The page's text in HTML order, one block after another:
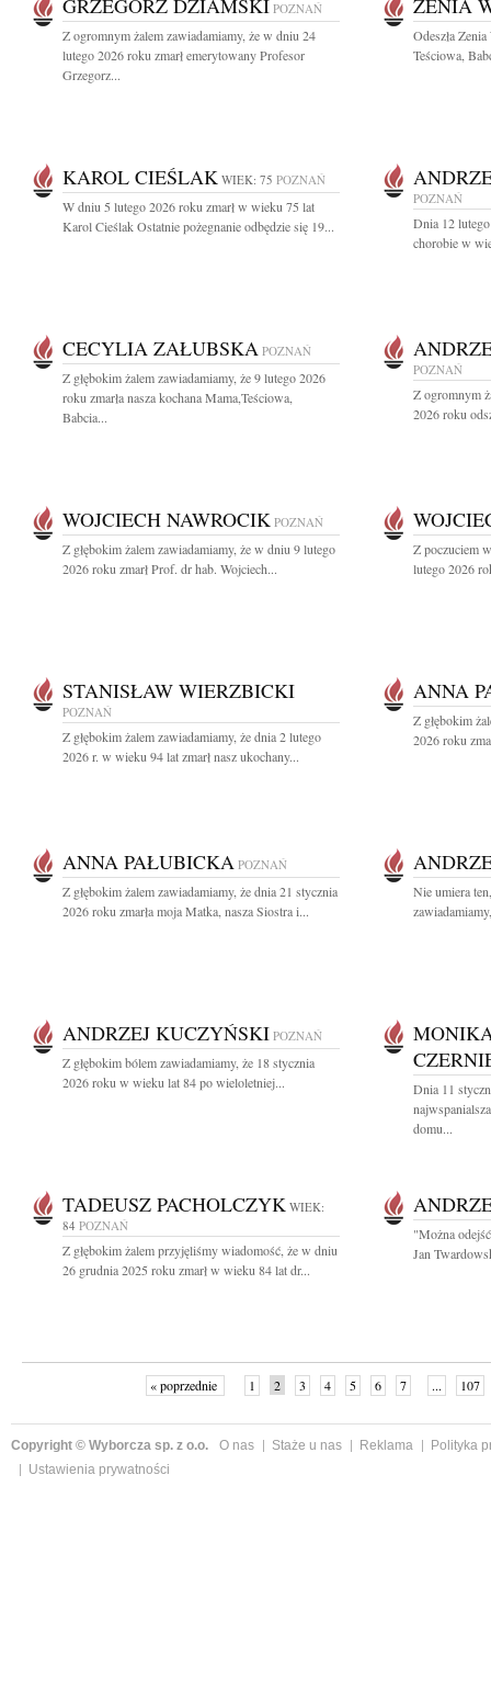
GRZEGORZ DZIAMSKI POZNAŃ
Z ogromnym żalem zawiadamiamy, że w dniu 24
lutego 2026 roku zmarł emerytowany Profesor
Grzegorz...
ZENIA
Odeszła
Teściowa,
KAROL CIEŚLAK WIEK: 75 POZNAŃ
W dniu 5 lutego 2026 roku zmarł w wieku 75 lat
Karol Cieślak Ostatnie pożegnanie odbędzie się 19...
POZNAŃ
Dnia 12
chorobie w
CECYLIA ZAŁUBSKA POZNAŃ
Z głębokim żalem zawiadamiamy, że 9 lutego 2026
roku zmarła nasza kochana Mama,Teściowa,
Babcia...
POZNAŃ
Z ogromnym
2026 roku
WOJCIECH NAWROCIK POZNAŃ
Z głębokim żalem zawiadamiamy, że w dniu 9 lutego
2026 roku zmarł Prof. dr hab. Wojciech...
Z poczuciem
lutego 2026
STANISŁAW WIERZBICKI
POZNAŃ
Z głębokim żalem zawiadamiamy, że dnia 2 lutego
2026 r. w wieku 94 lat zmarł nasz ukochany...
ANNA
Z głębokim
2026 roku
ANNA PAŁUBICKA POZNAŃ
Z głębokim żalem zawiadamiamy, że dnia 21 stycznia
2026 roku zmarła moja Matka, nasza Siostra i...
Nie umiera
ANDRZEJ KUCZYŃSKI POZNAŃ
Z głębokim bólem zawiadamiamy, że 18 stycznia
2026 roku w wieku lat 84 po wieloletniej...
Dnia 11
domu...
TADEUSZ PACHOLCZYK WIEK:
84 POZNAŃ
Z głębokim żalem przyjęliśmy wiadomość, że w dniu
26 grudnia 2025 roku zmarł w wieku 84 lat dr...
"Można
Jan
« poprzednie 1 2 3 4 5 6 7 ... 107
Copyright © Wyborcza sp. z o.o. O nas Staże u nas Reklama
Polityka
Ustawienia prywatności